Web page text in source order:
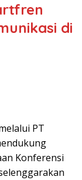
di
PT
Konferensi